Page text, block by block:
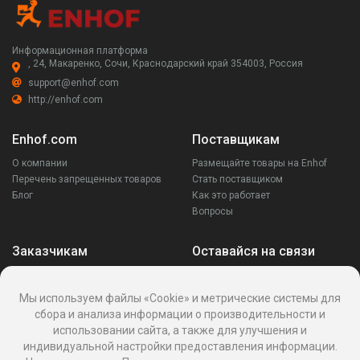
Информационная платформа
, 24, Макаренко, Сочи, Краснодарский край 354003, Россия
support@enhof.com
http://enhof.com
Enhof.com
О компании
Перечень запрещенных товаров
Блог
Поставщикам
Размещайте товары на Enhof
Стать поставщиком
Как это работает
Вопросы
Заказчикам
Ваши запросы
Написать поставщику
Написать в поддержку
Реквизиты
Оставайся на связи
Мы используем файлы «Cookie» и метрические системы для
сбора и анализа информации о производительности и
использовании сайта, а также для улучшения и
индивидуальной настройки предоставления информации.